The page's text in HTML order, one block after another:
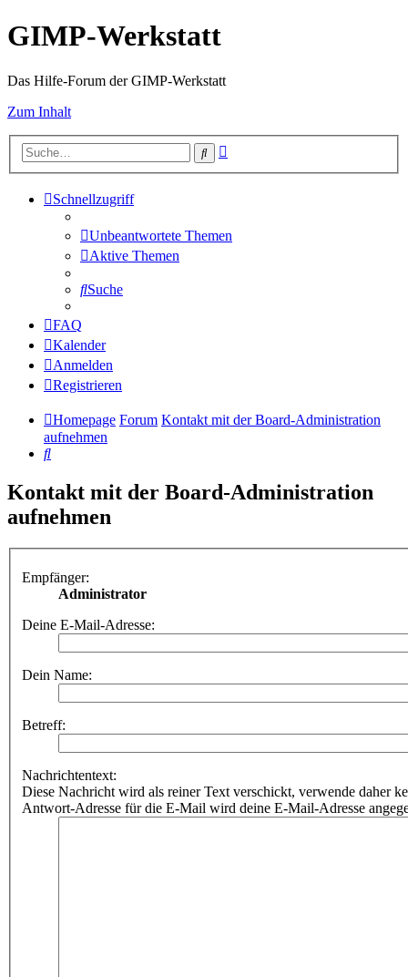
GIMP-Werkstatt
Das Hilfe-Forum der GIMP-Werkstatt
Zum Inhalt
Suche
Schnellzugriff
Unbeantwortete Themen
Aktive Themen
Suche
FAQ
Kalender
Anmelden
Registrieren
Homepage Forum Kontakt mit der Board-Administration
aufnehmen
Suche
Kontakt mit der Board-Administration
aufnehmen
Empfänger:
Administrator
Deine E-Mail-Adresse:
Dein Name:
Betreff:
Nachrichtentext:
Diese Nachricht wird als reiner Text verschickt, verwende daher
Antwort-Adresse für die E-Mail wird deine E-Mail-Adresse